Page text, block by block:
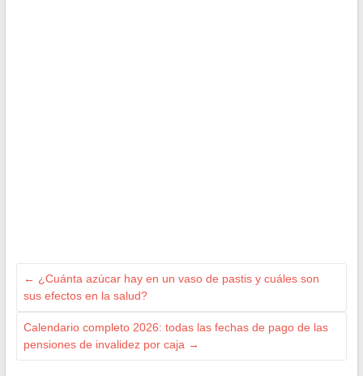
← ¿Cuánta azúcar hay en un vaso de pastis y cuáles son
sus efectos en la salud?
Calendario completo 2026: todas las fechas de pago de las
pensiones de invalidez por caja →